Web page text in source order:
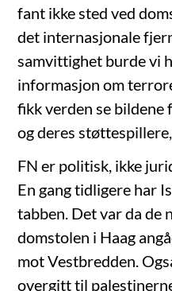
fant ikke sted ved
det internasjonale
samvittighet burde vi
informasjon om
fikk verden se bildene
og deres
FN er politisk, ikke
En gang tidligere har
tabben. Det var da de
domstolen i Haag
mot Vestbredden.
overgitt til